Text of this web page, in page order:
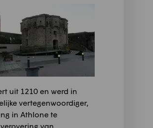
uit 1210 en werd in
vertegenwoordiger,
in Athlone te
van